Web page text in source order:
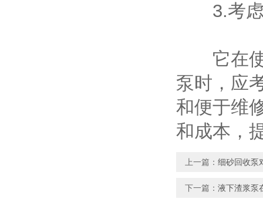
3.考虑
它在使
泵时，应
和便于维
和成本，
上一篇： 细砂回收泵
下一篇： 液下渣浆泵